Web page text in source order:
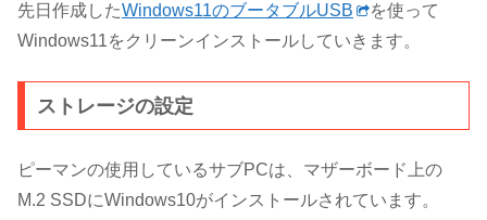
先日作成したWindows11のブータブルUSB
を使って
Windows11をクリーンインストールしていきます。
ストレージの設定
ピーマンの使用しているサブPCは、マザーボード上の
M.2 SSDにWindows10がインストールされています。